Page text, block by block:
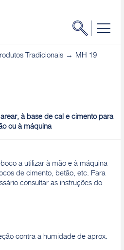
Tradicionais MH 19
à base de cal e cimento para
ou à máquina
a utilizar à mão e à máquina
de cimento, betão, etc. Para
consultar as instruções do
contra a humidade de aprox.